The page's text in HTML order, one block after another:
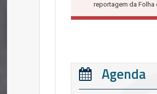
reportagem da Folha
Agenda